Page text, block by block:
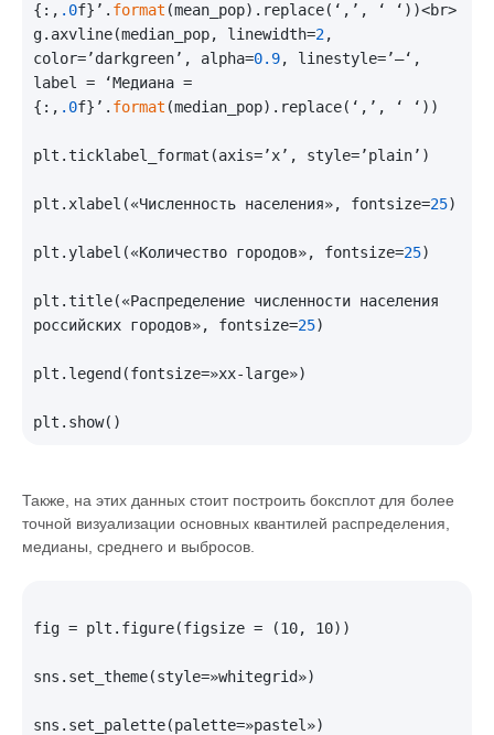
{:, .0f}’. format (mean_pop).replace(‘,’, ‘ ‘))<br>
g.axvline(median_pop, linewidth=2,
color=’darkgreen’, alpha=0.9, linestyle=’—‘,
label = ‘Медиана =
{:, .0f}’. format (median_pop).replace(‘,’, ‘ ‘))
plt.ticklabel_format(axis=’x’, style=’plain’)
plt.xlabel(«Численность населения», fontsize=25)
plt.ylabel(«Количество городов», fontsize=25)
plt.title(«Распределение численности населения
российских городов», fontsize=25)
plt.legend(fontsize=»xx-large»)
Также, на этих данных стоит построить боксплот для более
точной визуализации основных квантилей распределения,
медианы, среднего и выбросов.
fig = plt.figure(figsize = (10, 10))
sns.set_theme(style=»whitegrid»)
sns.set_palette(palette=»pastel»)